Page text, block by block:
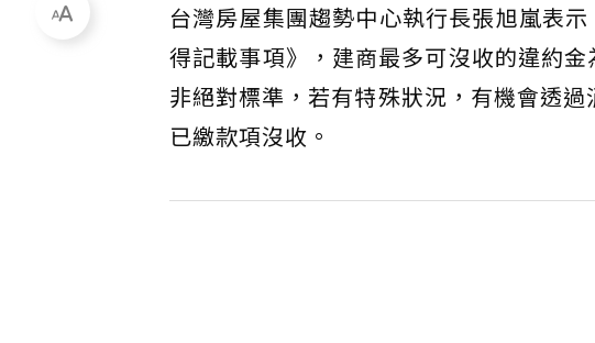
台灣房屋集團趨勢中心執行長張旭嵐表
得記載事項》，建商最多可沒收的違約
非絕對標準，若有特殊狀況，有機會透
已繳款項沒收。